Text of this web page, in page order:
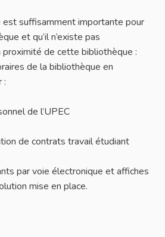
est suffisamment importante pour
et qu’il n’existe pas
proximité de cette bibliothèque :
de la bibliothèque en
:
de l’UPEC
de contrats travail étudiant
par voie électronique et affiches
mise en place.